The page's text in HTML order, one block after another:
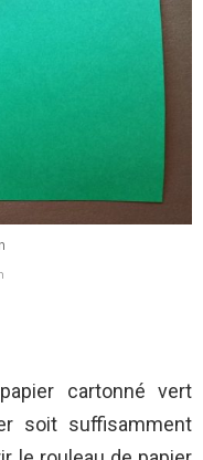
cartonné vert
soit suffisamment